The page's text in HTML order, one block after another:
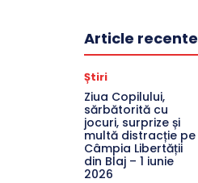
Article recente
Știri
Ziua Copilului,
sărbătorită cu
jocuri, surprize și
multă distracție pe
Câmpia Libertății
din Blaj – 1 iunie
2026